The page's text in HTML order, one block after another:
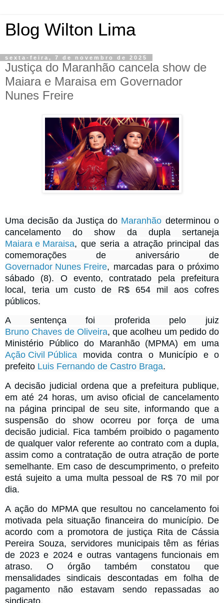
Blog Wilton Lima
sexta-feira, 7 de novembro de 2025
Justiça do Maranhão cancela show de
Maiara e Maraisa em Governador
Nunes Freire
Uma decisão da Justiça do Maranhão determinou o
cancelamento do show da dupla sertaneja
Maiara e Maraisa, que seria a atração principal das
comemorações de aniversário de
Governador Nunes Freire, marcadas para o próximo
sábado (8). O evento, contratado pela prefeitura
local, teria um custo de R$ 654 mil aos cofres
públicos.
A sentença foi proferida pelo juiz
Bruno Chaves de Oliveira, que acolheu um pedido do
Ministério Público do Maranhão (MPMA) em uma
Ação Civil Pública movida contra o Município e o
prefeito Luis Fernando de Castro Braga.
A decisão judicial ordena que a prefeitura publique,
em até 24 horas, um aviso oficial de cancelamento
na página principal de seu site, informando que a
suspensão do show ocorreu por força de uma
decisão judicial. Fica também proibido o pagamento
de qualquer valor referente ao contrato com a dupla,
assim como a contratação de outra atração de porte
semelhante. Em caso de descumprimento, o prefeito
está sujeito a uma multa pessoal de R$ 70 mil por
dia.
A ação do MPMA que resultou no cancelamento foi
motivada pela situação financeira do município. De
acordo com a promotora de justiça Rita de Cássia
Pereira Souza, servidores municipais têm as férias
de 2023 e 2024 e outras vantagens funcionais em
atraso. O órgão também constatou que
mensalidades sindicais descontadas em folha de
pagamento não estavam sendo repassadas ao